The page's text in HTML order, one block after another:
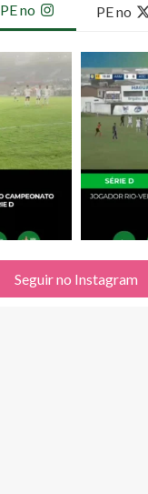
PE no PE no
Seguir no Instagram